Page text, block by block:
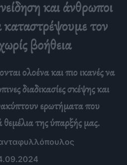
και άνθρωποι
τον
βοήθεια
ολοένα και πιο ικανές να
διαδικασίες σκέψης και
ερωτήματα που
θεμέλια της ύπαρξής μας.